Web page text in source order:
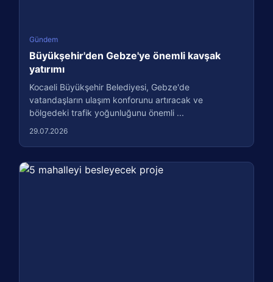
Gündem
Büyükşehir'den Gebze'ye önemli kavşak
yatırımı
Kocaeli Büyükşehir Belediyesi, Gebze'de
vatandaşların ulaşım konforunu artıracak ve
bölgedeki trafik yoğunluğunu önemli ...
29.07.2026